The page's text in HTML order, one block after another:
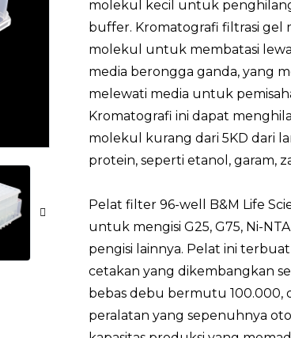
molekul kecil untuk
buffer. Kromatografi filtrasi
molekul untuk membatasi
media berongga ganda, yang
melewati media untuk
Kromatografi ini dapat
molekul kurang dari 5KD dari
protein, seperti etanol, garam,
Pelat filter 96-well B&M Life
untuk mengisi G25, G75, Ni-
pengisi lainnya. Pelat ini
cetakan yang dikembangkan
bebas debu bermutu 100.000,
peralatan yang sepenuhnya